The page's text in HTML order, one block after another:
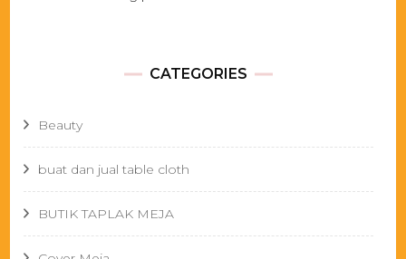
CATEGORIES
Beauty
buat dan jual table cloth
BUTIK TAPLAK MEJA